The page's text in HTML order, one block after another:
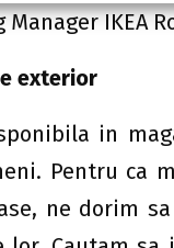
IKEA
exterior
in
Pentru ca
ne dorim